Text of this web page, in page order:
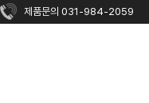
제품문의 031-984-2059